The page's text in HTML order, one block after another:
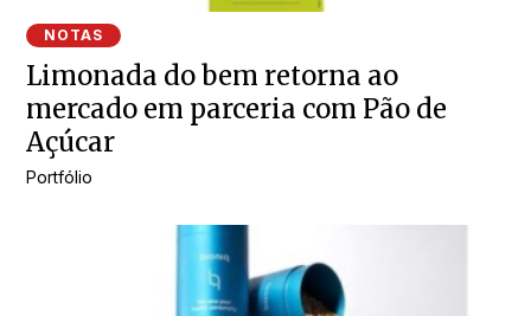
NOTAS
Limonada do bem retorna ao
mercado em parceria com Pão de
Açúcar
Portfólio